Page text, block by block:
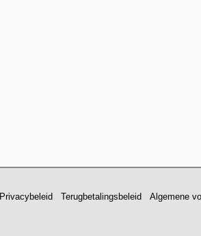
Privacybeleid Terugbetalingsbeleid Algemene